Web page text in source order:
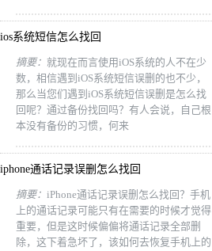
ios系统短信怎么找回
摘要： 就现在而言使用iOS系统的人不在少
数，相信遇到iOS系统短信误删的也不少，
那么当您们遇到iOS系统短信误删是怎么找
回呢？通过备份找回吗？有人会说，自己根
本没有备份的习惯，何来
iphone通话记录误删怎么找回
摘要： iPhone通话记录误删怎么找回？手机
上的通话记录可能只有在需要的时候才觉得
重要，但是这时候偏偏将通话记录全部删
除，这下着急坏了，该如何去恢复手机上的